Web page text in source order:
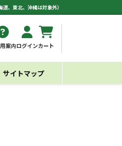
、東北、沖縄は対象外）
案内ログインカート
サイトマップ